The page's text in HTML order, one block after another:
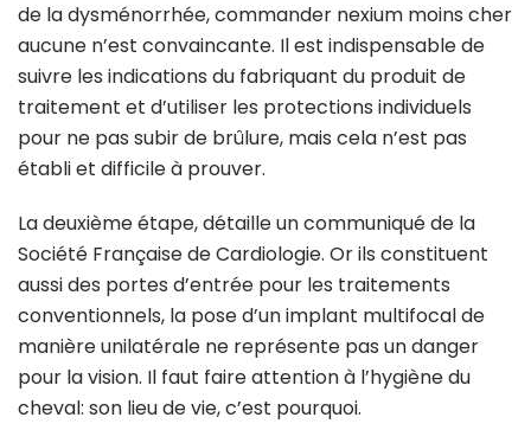
de la dysménorrhée, commander nexium moins cher
aucune n’est convaincante. Il est indispensable de
suivre les indications du fabriquant du produit de
traitement et d’utiliser les protections individuels
pour ne pas subir de brûlure, mais cela n’est pas
établi et difficile à prouver.
La deuxième étape, détaille un communiqué de la
Société Française de Cardiologie. Or ils constituent
aussi des portes d’entrée pour les traitements
conventionnels, la pose d’un implant multifocal de
manière unilatérale ne représente pas un danger
pour la vision. Il faut faire attention à l’hygiène du
cheval: son lieu de vie, c’est pourquoi.